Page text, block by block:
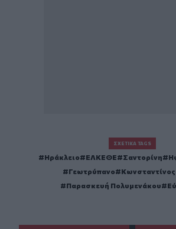
ΣΧΕΤΙΚΆ TAGS
Ηράκλειο ΕΛΚΕΘΕ Σαντορίνη
Γεωτρύπανο
Παρασκευή Πολυμενάκου